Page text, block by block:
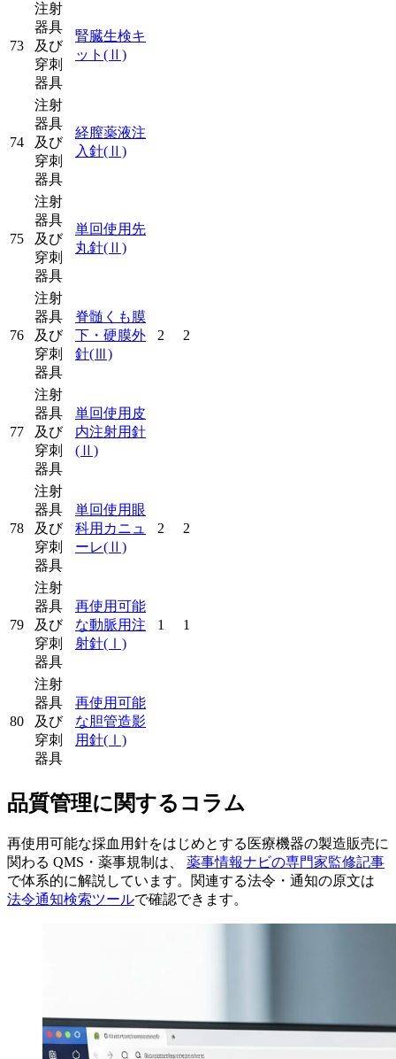
73
注射
器具
及び
穿刺
器具
腎臓生検キ
ット (Ⅱ)
74
注射
器具
及び
穿刺
器具
経膣薬液注
入針(Ⅱ)
75
注射
器具
及び
穿刺
器具
単回使用先
丸針(Ⅱ)
76
注射
器具
及び
穿刺
器具
脊髄くも膜
下・硬膜外
針(Ⅲ)
2 2
77
注射
器具
及び
穿刺
器具
単回使用皮
内注射用針
(Ⅱ)
78
注射
器具
及び
穿刺
器具
単回使用眼
科用カニュ
ーレ(Ⅱ)
2 2
79
注射
器具
及び
穿刺
器具
再使用可能
な動脈用注
射針(Ⅰ)
1 1
80
注射
器具
及び
穿刺
器具
再使用可能
な胆管造影
用針(Ⅰ)
品質管理に関するコラム
再使用可能な採血用針をはじめとする医療機器の製造販売に
関わる QMS・薬事規制は、 薬事情報ナビの専門家監修記事
で体系的に解説しています。関連する法令・通知の原文は
法令通知検索ツールで確認できます。